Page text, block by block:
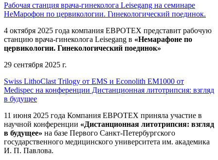
Рабочая станция врача-гинеколога Leisegang на семинаре
НеМарофон по цервикологии. Гинекологический поединок.
4 октября 2025 года компания ЕВРОТЕХ представит рабочую
станцию врача-гинеколога Leisegang в «Немарафоне по
цервикологии. Гинекологический поединок»
29 сентября 2025 г.
Swiss LithoClast Trilogy от EMS и Econolith ЕМ1000 от
Medispec на конференции Дистанционная литотрипсия: взгляд
в будущее
11 июня 2025 года Компания ЕВРОТЕХ приняла участие в
научной конференции «Дистанционная литотрипсия: взгляд
в будущее» на базе Первого Санкт-Петербургского
государственного медицинского университета им. академика
И. П. Павлова.